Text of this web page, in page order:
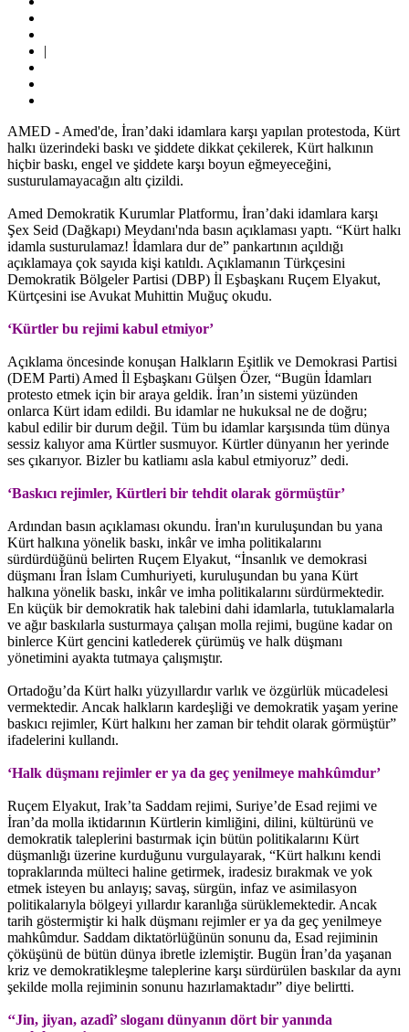
|
AMED - Amed'de, İran’daki idamlara karşı yapılan protestoda, Kürt
halkı üzerindeki baskı ve şiddete dikkat çekilerek, Kürt halkının
hiçbir baskı, engel ve şiddete karşı boyun eğmeyeceğini,
susturulamayacağın altı çizildi.
Amed Demokratik Kurumlar Platformu, İran’daki idamlara karşı
Şex Seid (Dağkapı) Meydanı'nda basın açıklaması yaptı. “Kürt halkı
idamla susturulamaz! İdamlara dur de” pankartının açıldığı
açıklamaya çok sayıda kişi katıldı. Açıklamanın Türkçesini
Demokratik Bölgeler Partisi (DBP) İl Eşbaşkanı Ruçem Elyakut,
Kürtçesini ise Avukat Muhittin Muğuç okudu.
‘Kürtler bu rejimi kabul etmiyor’
Açıklama öncesinde konuşan Halkların Eşitlik ve Demokrasi Partisi
(DEM Parti) Amed İl Eşbaşkanı Gülşen Özer, “Bugün İdamları
protesto etmek için bir araya geldik. İran’ın sistemi yüzünden
onlarca Kürt idam edildi. Bu idamlar ne hukuksal ne de doğru;
kabul edilir bir durum değil. Tüm bu idamlar karşısında tüm dünya
sessiz kalıyor ama Kürtler susmuyor. Kürtler dünyanın her yerinde
ses çıkarıyor. Bizler bu katliamı asla kabul etmiyoruz” dedi.
‘Baskıcı rejimler, Kürtleri bir tehdit olarak görmüştür’
Ardından basın açıklaması okundu. İran'ın kuruluşundan bu yana
Kürt halkına yönelik baskı, inkâr ve imha politikalarını
sürdürdüğünü belirten Ruçem Elyakut, “İnsanlık ve demokrasi
düşmanı İran İslam Cumhuriyeti, kuruluşundan bu yana Kürt
halkına yönelik baskı, inkâr ve imha politikalarını sürdürmektedir.
En küçük bir demokratik hak talebini dahi idamlarla, tutuklamalarla
ve ağır baskılarla susturmaya çalışan molla rejimi, bugüne kadar on
binlerce Kürt gencini katlederek çürümüş ve halk düşmanı
yönetimini ayakta tutmaya çalışmıştır.
Ortadoğu’da Kürt halkı yüzyıllardır varlık ve özgürlük mücadelesi
vermektedir. Ancak halkların kardeşliği ve demokratik yaşam yerine
baskıcı rejimler, Kürt halkını her zaman bir tehdit olarak görmüştür”
ifadelerini kullandı.
‘Halk düşmanı rejimler er ya da geç yenilmeye mahkûmdur’
Ruçem Elyakut, Irak’ta Saddam rejimi, Suriye’de Esad rejimi ve
İran’da molla iktidarının Kürtlerin kimliğini, dilini, kültürünü ve
demokratik taleplerini bastırmak için bütün politikalarını Kürt
düşmanlığı üzerine kurduğunu vurgulayarak, “Kürt halkını kendi
topraklarında mülteci haline getirmek, iradesiz bırakmak ve yok
etmek isteyen bu anlayış; savaş, sürgün, infaz ve asimilasyon
politikalarıyla bölgeyi yıllardır karanlığa sürüklemektedir. Ancak
tarih göstermiştir ki halk düşmanı rejimler er ya da geç yenilmeye
mahkûmdur. Saddam diktatörlüğünün sonunu da, Esad rejiminin
çöküşünü de bütün dünya ibretle izlemiştir. Bugün İran’da yaşanan
kriz ve demokratikleşme taleplerine karşı sürdürülen baskılar da aynı
şekilde molla rejiminin sonunu hazırlamaktadır” diye belirtti.
‘‘Jin, jiyan, azadî’ sloganı dünyanın dört bir yanında